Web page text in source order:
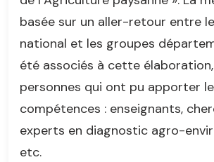
basée sur un aller-retour entre
national et les groupes
été associés à cette
personnes qui ont pu apporter
compétences : enseignants,
experts en diagnostic agro-
etc.